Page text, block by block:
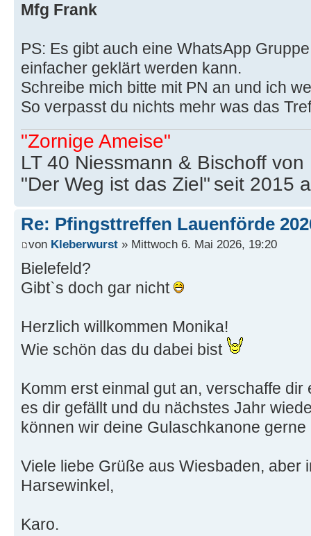
Mfg Frank
PS: Es gibt auch eine WhatsApp
einfacher geklärt werden kann.
Schreibe mich bitte mit PN an und ich
So verpasst du nichts mehr was das
"Zornige Ameise"
LT 40 Niessmann & Bischoff von
"Der Weg ist das Ziel" seit 2015
Re: Pfingsttreffen Lauenförde
von Kleberwurst » Mittwoch 6. Mai 2026, 19:20
Bielefeld?
Gibt`s doch gar nicht
Herzlich willkommen Monika!
Wie schön das du dabei bist
Komm erst einmal gut an, verschaffe
es dir gefällt und du nächstes Jahr
können wir deine Gulaschkanone
Viele liebe Grüße aus Wiesbaden, aber
Harsewinkel,
Karo.